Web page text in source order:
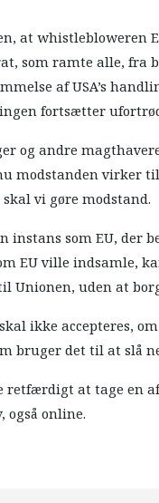
at whistlebloweren
som ramte alle, fra
af USA’s
fortsætter
og andre
modstanden virker
vi gøre modstand.
instans som EU, der
EU ville indsamle,
Unionen, uden at
ikke accepteres,
bruger det til at slå
retfærdigt at tage en
online.